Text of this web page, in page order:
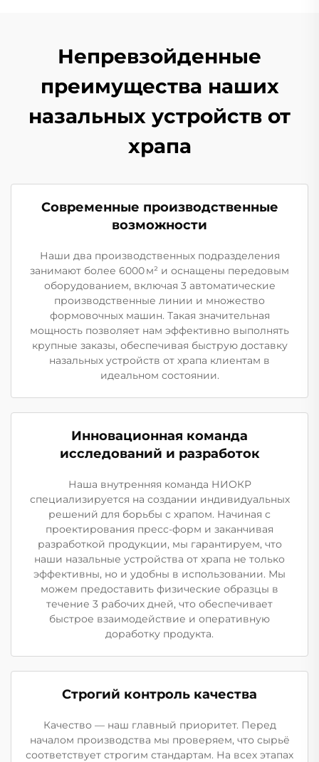
Непревзойденные
преимущества наших
назальных устройств от
храпа
Современные производственные
возможности
Наши два производственных подразделения
занимают более 6000 м² и оснащены передовым
оборудованием, включая 3 автоматические
производственные линии и множество
формовочных машин. Такая значительная
мощность позволяет нам эффективно выполнять
крупные заказы, обеспечивая быструю доставку
назальных устройств от храпа клиентам в
идеальном состоянии.
Инновационная команда
исследований и разработок
Наша внутренняя команда НИОКР
специализируется на создании индивидуальных
решений для борьбы с храпом. Начиная с
проектирования пресс-форм и заканчивая
разработкой продукции, мы гарантируем, что
наши назальные устройства от храпа не только
эффективны, но и удобны в использовании. Мы
можем предоставить физические образцы в
течение 3 рабочих дней, что обеспечивает
быстрое взаимодействие и оперативную
доработку продукта.
Строгий контроль качества
Качество — наш главный приоритет. Перед
началом производства мы проверяем, что сырьё
соответствует строгим стандартам. На всех этапах